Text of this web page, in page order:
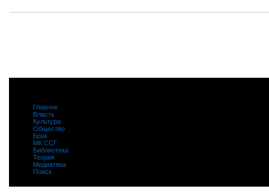
Главное
Власть
Культура
Общество
Брак
МК ССГ
Библиотека
Теория
Медиатека
Поиск